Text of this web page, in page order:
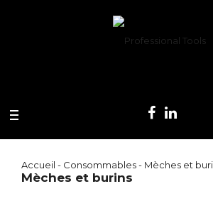
Accueil - Consommables- Mèches et
Mèches et burins